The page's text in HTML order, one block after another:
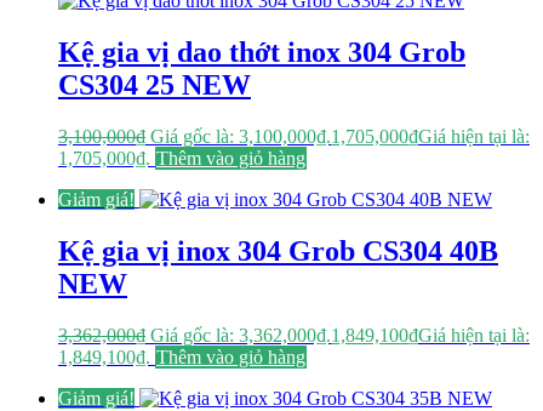
Kệ gia vị dao thớt inox 304 Grob
CS304 25 NEW
3,100,000₫ Giá gốc là: 3,100,000₫.1,705,000₫Giá hiện tại là:
1,705,000₫. Thêm vào giỏ hàng
Giảm giá!
Kệ gia vị inox 304 Grob CS304 40B
NEW
3,362,000₫ Giá gốc là: 3,362,000₫.1,849,100₫Giá hiện tại là:
1,849,100₫. Thêm vào giỏ hàng
Giảm giá!